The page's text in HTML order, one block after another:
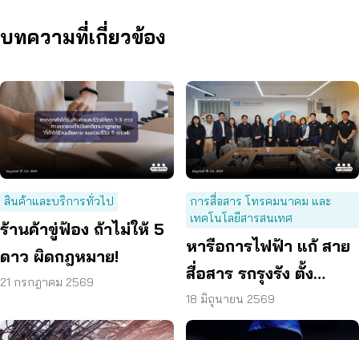
บทความที่เกี่ยวข้อง
สินค้าและบริการทั่วไป
ร้านค้าขู่ฟ้อง ถ้าไม่ให้ 5
ดาว ผิดกฎหมาย!
21 กรกฎาคม 2569
การสื่อสาร โทรคมนาคม และ
เทคโนโลยีสารสนเทศ
หารือการไฟฟ้า แก้ สาย
สื่อสาร รกรุงรัง ตั้ง
กองทุนเยียวยาผู้เสียหาย
18 มิถุนายน 2569